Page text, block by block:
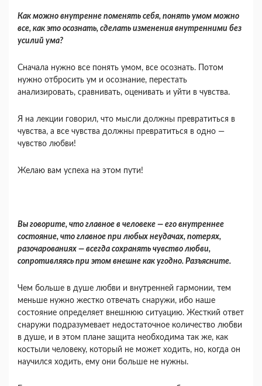
Как можно внутренне поменять себя, понять умом можно
все, как это осознать, сделать из­менения внутренними без
усилий ума?
Сначала нужно все понять умом, все осо­знать. Потом
нужно отбросить ум и осознание, перестать
анализировать, сравнивать, оценивать и уйти в чувства.
Я на лекции говорил, что мысли должны пре­вратиться в
чувства, а все чувства должны превра­титься в одно —
чувство любви!
Желаю вам успеха на этом пути!
Вы говорите, что главное в человеке — его внутреннее
состояние, что главное при любых неудачах, потерях,
разочарованиях — всегда со­хранять чувство любви,
сопротивляясь при этом внешне как угодно. Разъясните.
Чем больше в душе любви и внутренней гармонии, тем
меньше нужно жестко отвечать снаружи, ибо наше
состояние определяет внеш­нюю ситуацию. Жесткий ответ
снаружи подра­зумевает недостаточное количество любви
в ду­ше, и в этом плане защита необходима так же, как
костыли человеку, который не может хо­дить, но, когда он
научился ходить, ему они больше не нужны.